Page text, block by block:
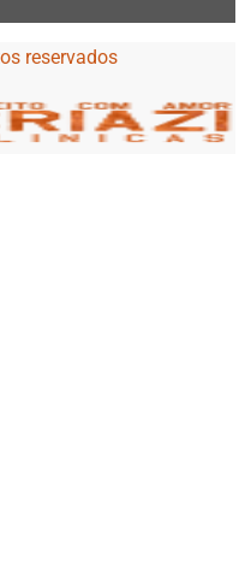
reservados